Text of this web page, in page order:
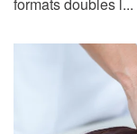
formats doubles l...